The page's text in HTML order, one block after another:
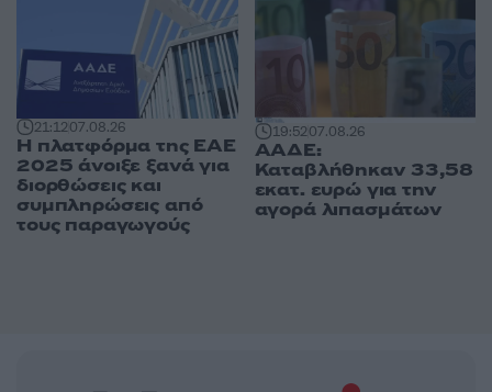
21:1207.08.26
Η πλατφόρμα της ΕΑΕ
2025 άνοιξε ξανά για
διορθώσεις και
συμπληρώσεις από
τους παραγωγούς
19:5207.08.26
ΑΑΔΕ:
Καταβλήθηκαν 33,58
εκατ. ευρώ για την
αγορά λιπασμάτων